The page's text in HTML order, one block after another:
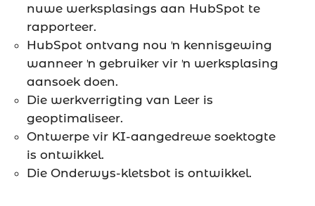
nuwe werksplasings aan HubSpot te
rapporteer.
HubSpot ontvang nou ŉ kennisgewing
wanneer ŉ gebruiker vir ŉ werksplasing
aansoek doen.
Die werkverrigting van Leer is
geoptimaliseer.
Ontwerpe vir KI-aangedrewe soektogte
is ontwikkel.
Die Onderwys-kletsbot is ontwikkel.